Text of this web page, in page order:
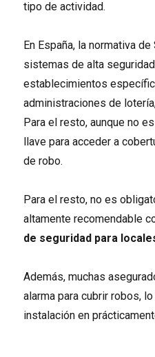
tipo de actividad.
En España, la normativa
sistemas de alta
establecimientos
administraciones de
Para el resto, aunque no
llave para acceder a
de robo.
Para el resto, no es
altamente recomendable
de seguridad para
Además, muchas
alarma para cubrir robos,
instalación en